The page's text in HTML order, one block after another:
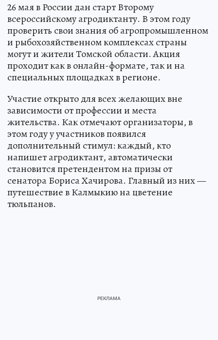
26 мая в России дан старт Второму
всероссийскому агродиктанту. В этом году
проверить свои знания об агропромышленном
и рыбохозяйственном комплексах страны
могут и жители Томской области. Акция
проходит как в онлайн-формате, так и на
специальных площадках в регионе.
Участие открыто для всех желающих вне
зависимости от профессии и места
жительства. Как отмечают организаторы, в
этом году у участников появился
дополнительный стимул: каждый, кто
напишет агродиктант, автоматически
становится претендентом на призы от
сенатора Бориса Хачирова. Главный из них —
путешествие в Калмыкию на цветение
тюльпанов.